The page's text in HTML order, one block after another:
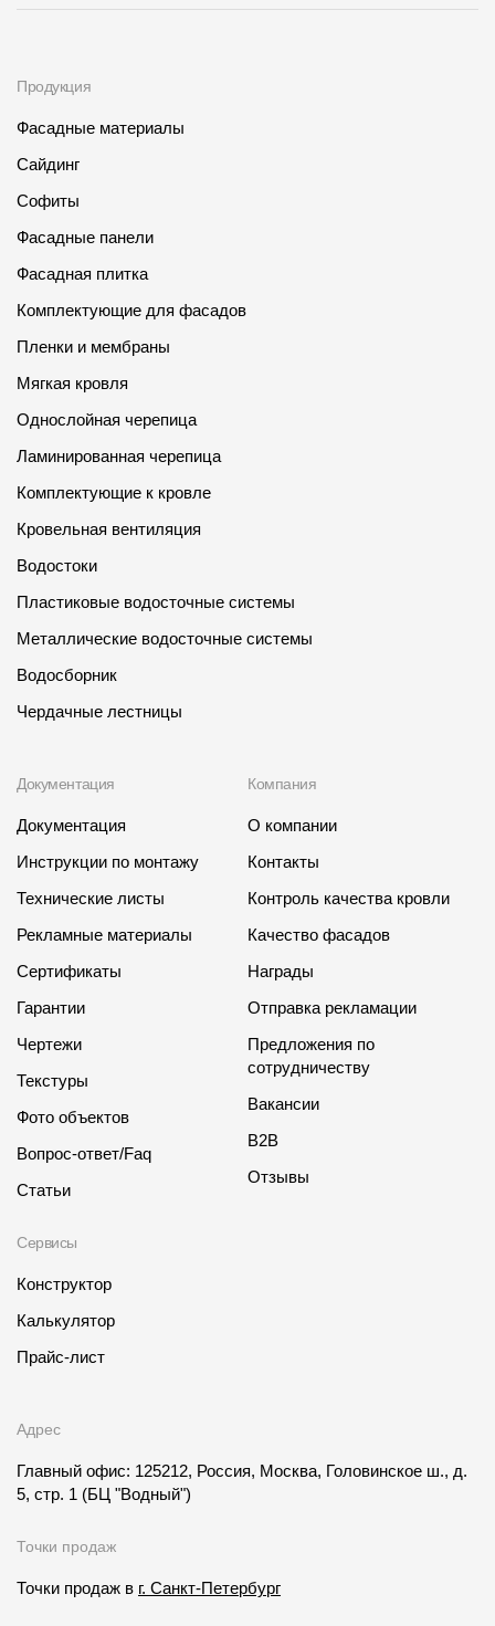
Продукция
Фасадные материалы
Сайдинг
Софиты
Фасадные панели
Фасадная плитка
Комплектующие для фасадов
Пленки и мембраны
Мягкая кровля
Однослойная черепица
Ламинированная черепица
Комплектующие к кровле
Кровельная вентиляция
Водостоки
Пластиковые водосточные системы
Металлические водосточные системы
Водосборник
Чердачные лестницы
Документация
Документация
Инструкции по монтажу
Технические листы
Рекламные материалы
Сертификаты
Гарантии
Чертежи
Текстуры
Фото объектов
Вопрос-ответ/Faq
Статьи
Сервисы
Конструктор
Калькулятор
Прайс-лист
Компания
О компании
Контакты
Контроль качества кровли
Качество фасадов
Награды
Отправка рекламации
Предложения по
сотрудничеству
Вакансии
B2B
Отзывы
Адрес
Главный офис: 125212, Россия, Москва, Головинское ш., д.
5, стр. 1 (БЦ "Водный")
Точки продаж
Точки продаж в г. Санкт-Петербург